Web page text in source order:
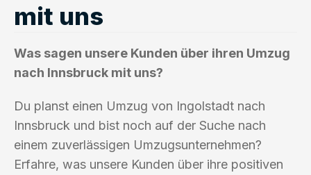
mit uns
Was sagen unsere Kunden über ihren Umzug
nach Innsbruck mit uns?
Du planst einen Umzug von Ingolstadt nach
Innsbruck und bist noch auf der Suche nach
einem zuverlässigen Umzugsunternehmen?
Erfahre, was unsere Kunden über ihre positiven